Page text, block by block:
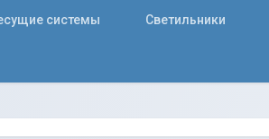
системы Светильники